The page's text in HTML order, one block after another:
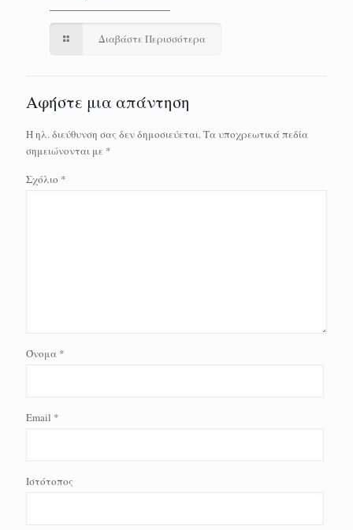
Διαβάστε Περισσότερα
Αφήστε μια απάντηση
Η ηλ. διεύθυνση σας δεν δημοσιεύεται. Τα υποχρεωτικά πεδία
σημειώνονται με *
Σχόλιο *
Όνομα *
Email *
Ιστότοπος